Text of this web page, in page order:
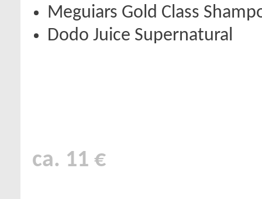
Meguiars Gold Class
Dodo Juice Supernatural
ca. 11 €